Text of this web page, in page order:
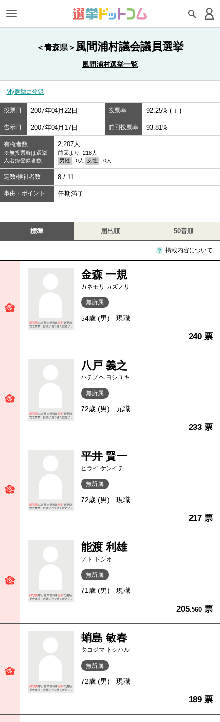
＜青森県＞ 風間浦村議会議員選挙
風間浦村選挙一覧
My選挙に登録
投票日 2007年04月22日 投票率 92.25% ( ↓ )
告示日 2007年04月17日 前回投票率 93.81%
有権者数
※無投票時は選挙
人名簿登録者数
2,207人
前回より -218人
男性
0人 女性 0人
定数/候補者数 8 / 11
事由・ポイント 任期満了
標準 届出順 50音順
掲載内容について
金森 一規
カネモリ カズノリ
無所属
54歳 (男) 現職
240 票
八戸 義之
ハチノヘ ヨシユキ
無所属
72歳 (男) 元職
233 票
平井 賢一
ヒライ ケンイチ
無所属
72歳 (男) 現職
217 票
能渡 利雄
ノト トシオ
無所属
71歳 (男) 現職
205.560 票
蛸島 敏春
タコジマ トシハル
無所属
72歳 (男) 現職
189 票